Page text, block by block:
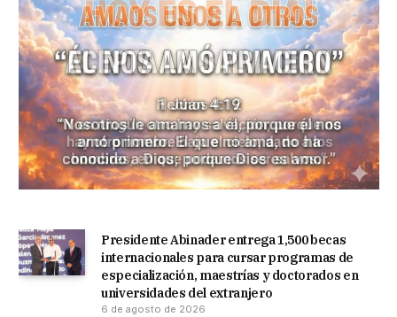
Presidente Abinader entrega 1,500 becas
internacionales para cursar programas de
especialización, maestrías y doctorados en
universidades del extranjero
6 de agosto de 2026